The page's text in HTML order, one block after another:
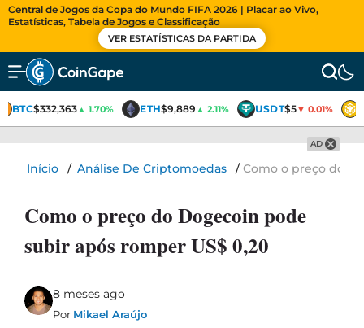
Central de Jogos da Copa do Mundo FIFA 2026 | Placar ao Vivo,
Estatísticas, Tabela de Jogos e Classificação
VER ESTATÍSTICAS DA PARTIDA
BTC$332,363▲ 1.70% ETH$9,889▲ 2.11% USDT$5▼ 0.01%
AD
Início / Análise De Criptomoedas /Como o preço do
Como o preço do Dogecoin pode
subir após romper US$ 0,20
8 meses ago
Por Mikael Araújo